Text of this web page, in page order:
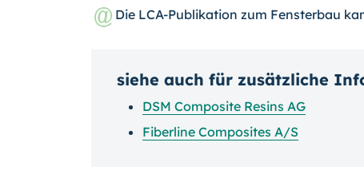
Die LCA-Publikation zum Fensterbau
siehe auch für zusätzliche
DSM Composite Resins AG
Fiberline Composites A/S